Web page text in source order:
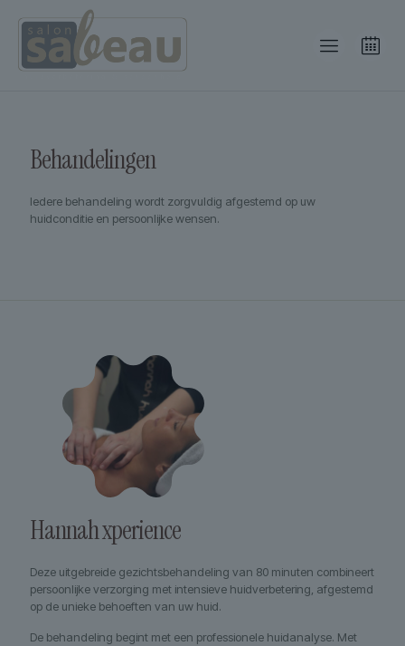
Behandelingen
Iedere behandeling wordt zorgvuldig afgestemd op uw
huidconditie en persoonlijke wensen.
Hannah xperience
Deze uitgebreide gezichtsbehandeling van 80 minuten combineert
persoonlijke verzorging met intensieve huidverbetering, afgestemd
op de unieke behoeften van uw huid.
De behandeling begint met een professionele huidanalyse. Met